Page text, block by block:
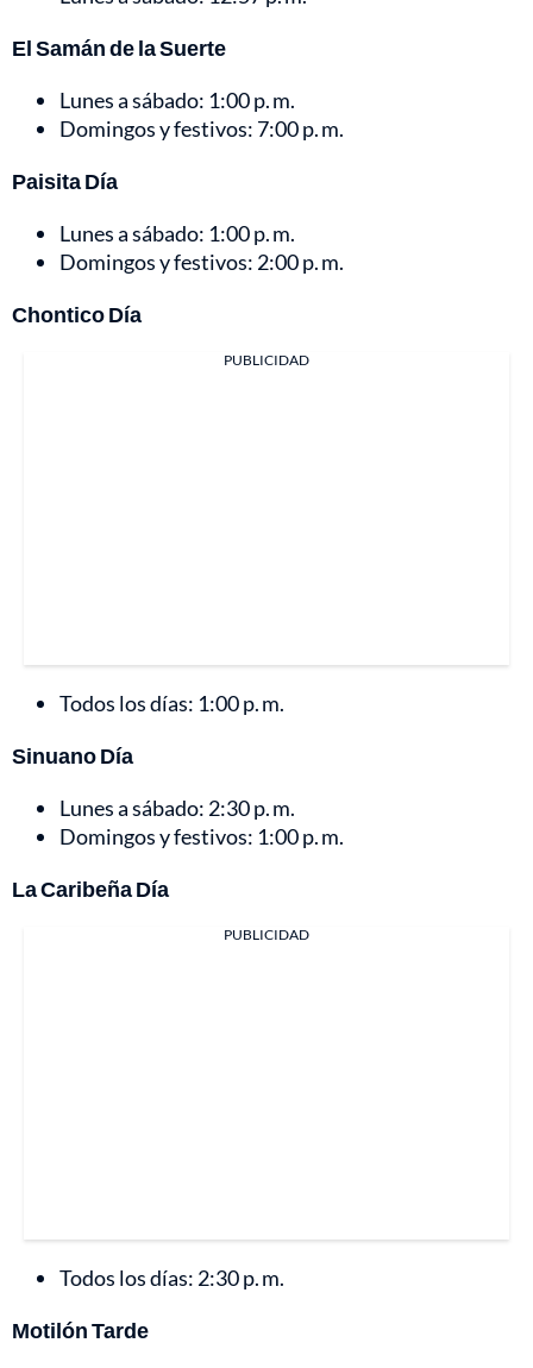
El Samán de la Suerte
Lunes a sábado: 1:00 p. m.
Domingos y festivos: 7:00 p. m.
Paisita Día
Lunes a sábado: 1:00 p. m.
Domingos y festivos: 2:00 p. m.
Chontico Día
PUBLICIDAD
Todos los días: 1:00 p. m.
Sinuano Día
Lunes a sábado: 2:30 p. m.
Domingos y festivos: 1:00 p. m.
La Caribeña Día
PUBLICIDAD
Todos los días: 2:30 p. m.
Motilón Tarde